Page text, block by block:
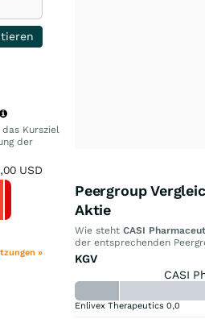
Kursziel
der
USD
»
Peergroup
Aktie
Wie steht CASI
der entsprechenden
KGV
CASI
Enlivex Therapeutics 0,0